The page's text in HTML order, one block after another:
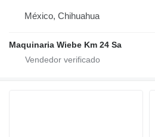
México, Chihuahua
Maquinaria Wiebe Km 24 Sa